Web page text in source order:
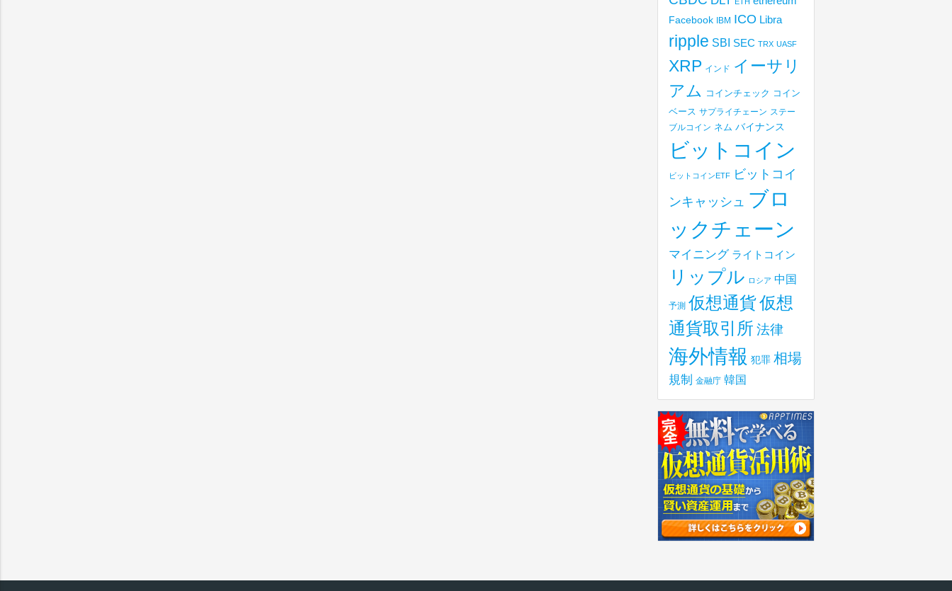
Facebook IBM ICO Libra
ripple SBI SEC TRX UASF
XRP インド イーサリ
アム コインチェック コイン
ベース サプライチェーン ステー
ブルコイン ネム バイナンス
ビットコイン
ビットコインETF
ビットコイ
ンキャッシュ ブロ
ックチェーン
マイニング ライトコイン
リップル ロシア 中国
予測 仮想通貨仮想
通貨取引所 法律
海外情報 犯罪 相場
規制 金融庁 韓国